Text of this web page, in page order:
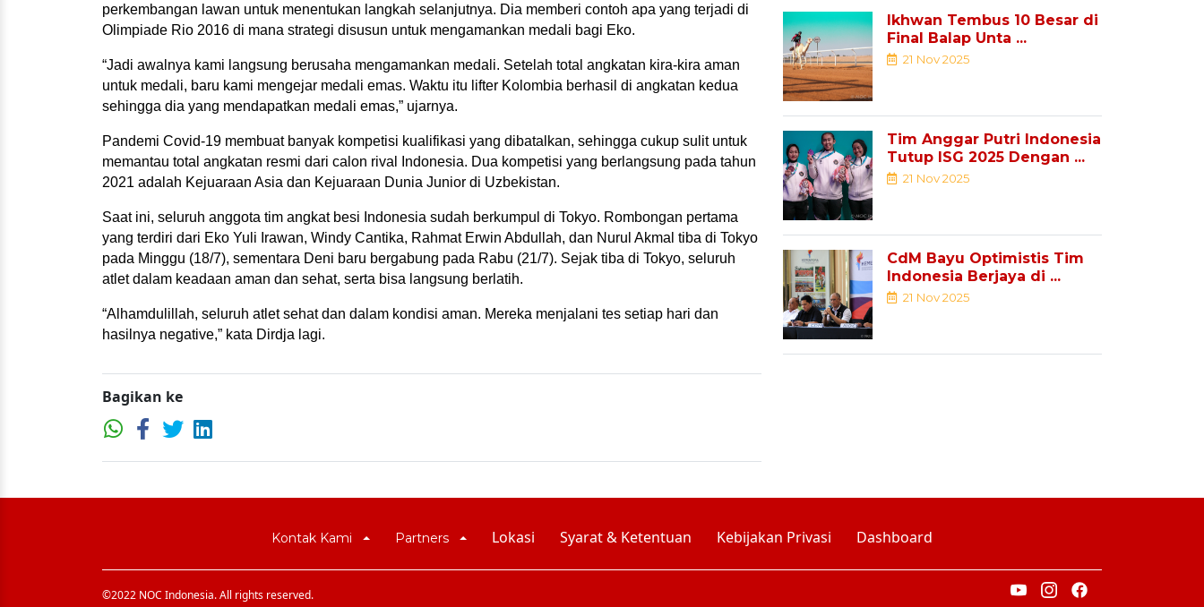
perkembangan lawan untuk menentukan langkah selanjutnya. Dia memberi contoh apa yang terjadi di
Olimpiade Rio 2016 di mana strategi disusun untuk mengamankan medali bagi Eko.
“Jadi awalnya kami langsung berusaha mengamankan medali. Setelah total angkatan kira-kira aman
untuk medali, baru kami mengejar medali emas. Waktu itu lifter Kolombia berhasil di angkatan kedua
sehingga dia yang mendapatkan medali emas,” ujarnya.
Pandemi Covid-19 membuat banyak kompetisi kualifikasi yang dibatalkan, sehingga cukup sulit untuk
memantau total angkatan resmi dari calon rival Indonesia. Dua kompetisi yang berlangsung pada tahun
2021 adalah Kejuaraan Asia dan Kejuaraan Dunia Junior di Uzbekistan.
Saat ini, seluruh anggota tim angkat besi Indonesia sudah berkumpul di Tokyo. Rombongan pertama
yang terdiri dari Eko Yuli Irawan, Windy Cantika, Rahmat Erwin Abdullah, dan Nurul Akmal tiba di Tokyo
pada Minggu (18/7), sementara Deni baru bergabung pada Rabu (21/7). Sejak tiba di Tokyo, seluruh
atlet dalam keadaan aman dan sehat, serta bisa langsung berlatih.
“Alhamdulillah, seluruh atlet sehat dan dalam kondisi aman. Mereka menjalani tes setiap hari dan
hasilnya negative,” kata Dirdja lagi.
Bagikan ke
Ikhwan Tembus 10 Besar di
Final Balap Unta ...
21 Nov 2025
Tim Anggar Putri Indonesia
Tutup ISG 2025 Dengan ...
21 Nov 2025
CdM Bayu Optimistis Tim
Indonesia Berjaya di ...
21 Nov 2025
Kontak Kami Partners Lokasi Syarat & Ketentuan Kebijakan Privasi Dashboard
©2022 NOC Indonesia. All rights reserved.